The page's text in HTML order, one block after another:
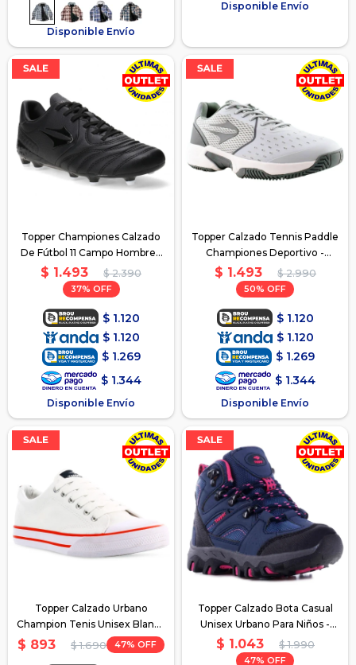
Disponible Envío
Disponible Envío
Topper Championes Calzado
De Fútbol 11 Campo Hombre -
Negro
$ 1.493 $ 2.390
37
$ 1.120
$ 1.120
$ 1.269
$ 1.344
Disponible Envío
Topper Calzado Tennis Paddle
Championes Deportivo -
Gris/Blanco
$ 1.493 $ 2.990
50
$ 1.120
$ 1.120
$ 1.269
$ 1.344
Disponible Envío
Topper Calzado Urbano
Champion Tenis Unisex Blanco
- Blanco
$ 893 $ 1.690 47
Topper Calzado Bota Casual
Unisex Urbano Para Niños -
Azul
$ 1.043 $ 1.990
47